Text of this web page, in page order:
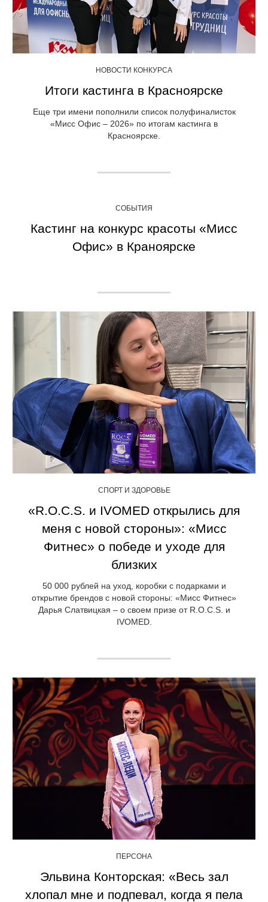
НОВОСТИ КОНКУРСА
Итоги кастинга в Красноярске
Еще три имени пополнили список полуфиналисток
«Мисс Офис – 2026» по итогам кастинга в
Красноярске.
СОБЫТИЯ
Кастинг на конкурс красоты «Мисс
Офис» в Краноярске
СПОРТ И ЗДОРОВЬЕ
«R.O.C.S. и IVOMED открылись для
меня с новой стороны»: «Мисс
Фитнес» о победе и уходе для
близких
50 000 рублей на уход, коробки с подарками и
открытие брендов с новой стороны: «Мисс Фитнес»
Дарья Слатвицкая – о своем призе от R.O.C.S. и
IVOMED.
ПЕРСОНА
Эльвина Конторская: «Весь зал
хлопал мне и подпевал, когда я пела